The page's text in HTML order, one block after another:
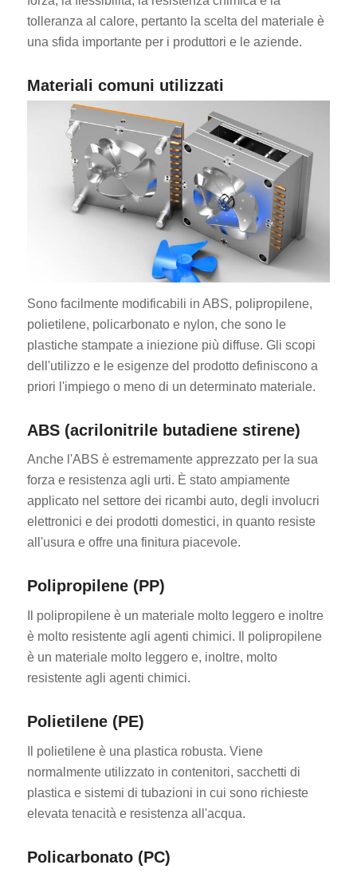
tolleranza al calore, pertanto la scelta del materiale è
una sfida importante per i produttori e le aziende.
Materiali comuni utilizzati
Sono facilmente modificabili in ABS, polipropilene,
polietilene, policarbonato e nylon, che sono le
plastiche stampate a iniezione più diffuse. Gli scopi
dell'utilizzo e le esigenze del prodotto definiscono a
priori l'impiego o meno di un determinato materiale.
ABS (acrilonitrile butadiene stirene)
Anche l'ABS è estremamente apprezzato per la sua
forza e resistenza agli urti. È stato ampiamente
applicato nel settore dei ricambi auto, degli involucri
elettronici e dei prodotti domestici, in quanto resiste
all'usura e offre una finitura piacevole.
Polipropilene (PP)
Il polipropilene è un materiale molto leggero e inoltre
è molto resistente agli agenti chimici. Il polipropilene
è un materiale molto leggero e, inoltre, molto
resistente agli agenti chimici.
Polietilene (PE)
Il polietilene è una plastica robusta. Viene
normalmente utilizzato in contenitori, sacchetti di
plastica e sistemi di tubazioni in cui sono richieste
elevata tenacità e resistenza all'acqua.
Policarbonato (PC)